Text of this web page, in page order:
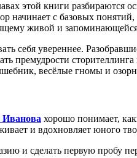
этой книги разбираются
с базовых понятий,
живой и
себя увереннее.
премудрости
весёлые гномы и
хорошо понимает,
и вдохновляет юного
и сделать первую пробу